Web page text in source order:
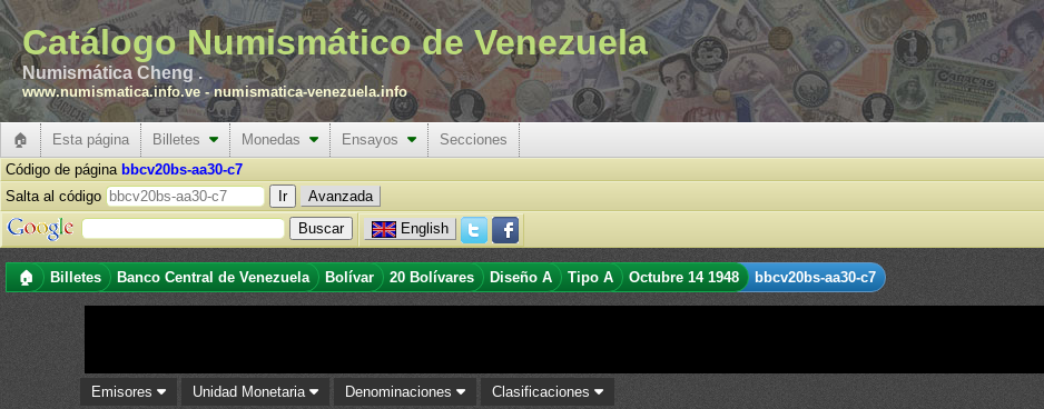
Catálogo Numismático de Venezuela
Numismática Cheng .
www.numismatica.info.ve -numismatica-venezuela.info
🏠 Esta página Billetes Monedas Ensayos
Secciones
Código de página bbcv20bs-aa30-c7
Salta al código
Avanzada
English
🏠 Billetes Banco Central de Venezuela Bolívar 20 Bolívares Diseño A Tipo A Octubre 14 1948 bbcv20bs-aa30-c7
Emisores Unidad Monetaria Denominaciones Clasificaciones